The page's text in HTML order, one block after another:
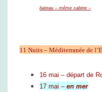
bateau – même cabine –
11 Nuits – Méditerranée de
16 mai – départ de
17 mai – en mer